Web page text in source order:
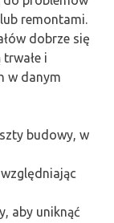
remontami.
dobrze się
i
w danym
budowy, w
aby uniknąć